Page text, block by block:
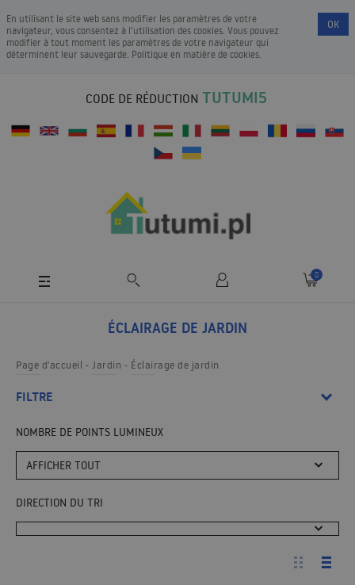
En utilisant le site web sans modifier les paramètres de votre
navigateur, vous consentez à l’utilisation des cookies. Vous pouvez
modifier à tout moment les paramètres de votre navigateur qui
déterminent leur sauvegarde. Politique en matière de cookies.
OK
CODE DE RÉDUCTION TUTUMI5
0
ÉCLAIRAGE DE JARDIN
Page d'accueil Jardin Éclairage de jardin
FILTRE
NOMBRE DE POINTS LUMINEUX
AFFICHER TOUT
DIRECTION DU TRI